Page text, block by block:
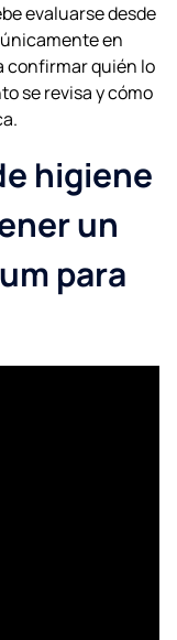
evaluarse desde
en
confirmar quién lo
se revisa y cómo
higiene
un
para